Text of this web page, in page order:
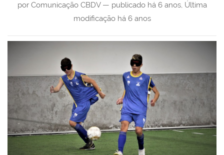
por Comunicação CBDV — publicado há 6 anos, Última
modificação há 6 anos